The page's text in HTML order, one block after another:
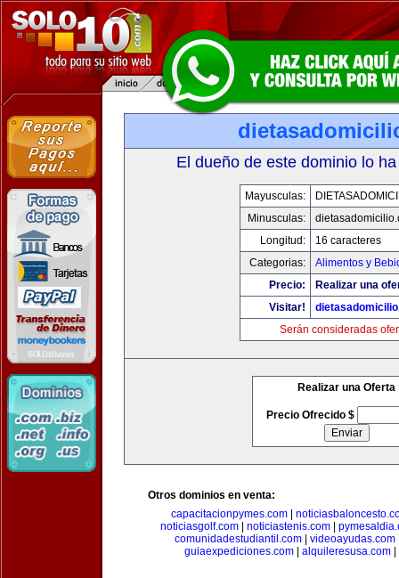
El dueño de este dominio lo
Mayusculas:
Minusculas:
Longitud:
16 caracteres
Categorias:
Alimentos y
Precio:
Realizar una
Visitar!
Serán consideradas
Realizar una Oferta
Precio Ofrecido $
Otros dominios en venta:
capacitacionpymes.com|
noticiasgolf.com| noticiastenis.com|
comunidadestudiantil.com| videoayudas.com
guiaexpediciones.com| alquileresusa.com|